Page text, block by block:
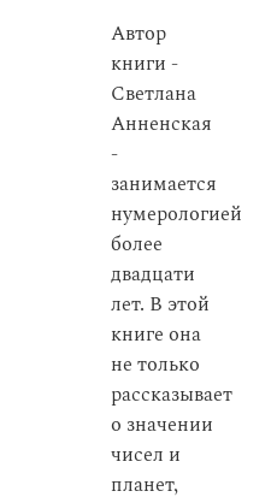
Автор
книги -
Светлана
Анненская
-
занимается
нумерологией
более
двадцати
лет. В этой
книге она
не только
рассказывает
о значении
чисел и
планет,